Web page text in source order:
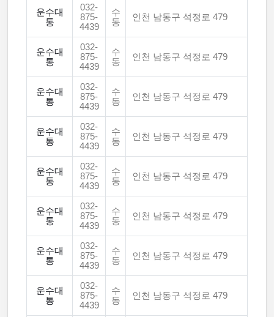
운수대
통
032-
875-
4439
수
동
인천 남동구 석정로 479
운수대
통
032-
875-
4439
수
동
인천 남동구 석정로 479
운수대
통
032-
875-
4439
수
동
인천 남동구 석정로 479
운수대
통
032-
875-
4439
수
동
인천 남동구 석정로 479
운수대
통
032-
875-
4439
수
동
인천 남동구 석정로 479
운수대
통
032-
875-
4439
수
동
인천 남동구 석정로 479
운수대
통
032-
875-
4439
수
동
인천 남동구 석정로 479
운수대
통
032-
875-
4439
수
동
인천 남동구 석정로 479